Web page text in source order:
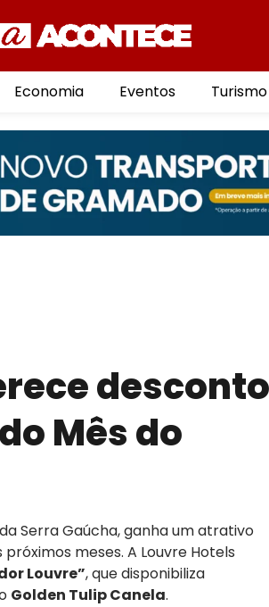
Economia Eventos
Mês do
Serra Gaúcha, ganha um atrativo
meses. A Louvre Hotels
Louvre”, que disponibiliza
Golden Tulip Canela.